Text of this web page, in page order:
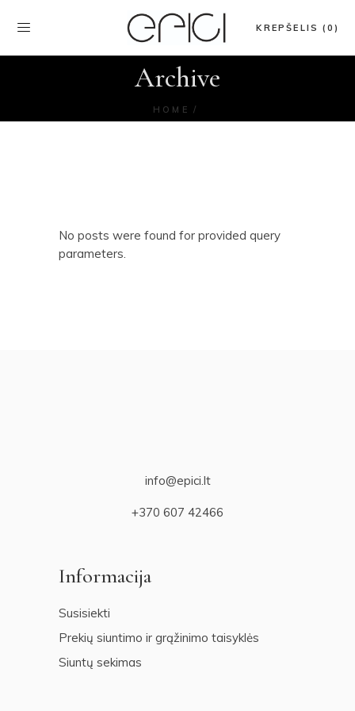
KREPŠELIS (0)
Archive
HOME
No posts were found for provided query
parameters.
info@epici.lt
+370 607 42466
Informacija
Susisiekti
Prekių siuntimo ir grąžinimo taisyklės
Siuntų sekimas